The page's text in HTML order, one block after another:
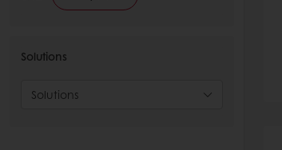
Solutions
Solutions